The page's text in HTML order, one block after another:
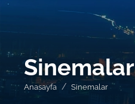
Sinemalar
Anasayfa Sinemalar